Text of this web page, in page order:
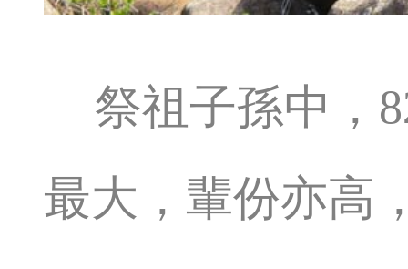
祭祖子孫中，
最大，輩份亦高